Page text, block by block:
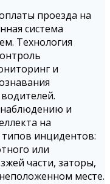
проезда на
система
Технология
и
и
на
типов инцидентов:
или
части, заторы,
месте.